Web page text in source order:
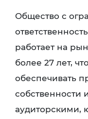
Общество с
работает на
более 27 лет,
обеспечивать
собственности
аудиторскими,